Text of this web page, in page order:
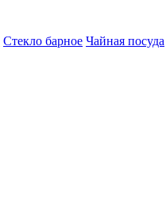
Стекло барное Чайная посуда